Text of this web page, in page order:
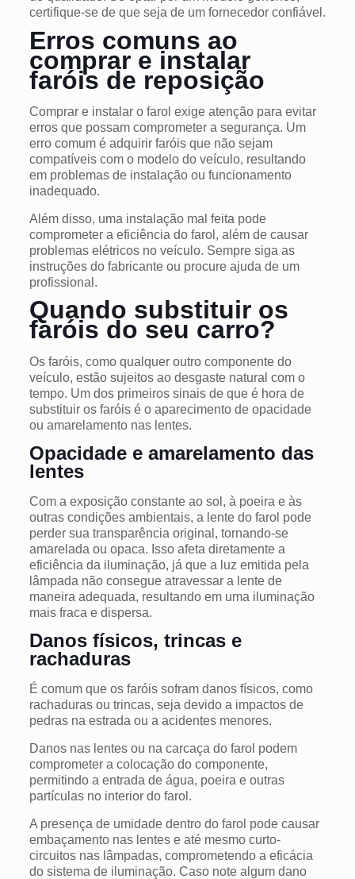
certifique-se de que seja de um fornecedor confiável.
Erros comuns ao
comprar e instalar
faróis de reposição
Comprar e instalar o farol exige atenção para evitar
erros que possam comprometer a segurança. Um
erro comum é adquirir faróis que não sejam
compatíveis com o modelo do veículo, resultando
em problemas de instalação ou funcionamento
inadequado.
Além disso, uma instalação mal feita pode
comprometer a eficiência do farol, além de causar
problemas elétricos no veículo. Sempre siga as
instruções do fabricante ou procure ajuda de um
profissional.
Quando substituir os
faróis do seu carro?
Os faróis, como qualquer outro componente do
veículo, estão sujeitos ao desgaste natural com o
tempo. Um dos primeiros sinais de que é hora de
substituir os faróis é o aparecimento de opacidade
ou amarelamento nas lentes.
Opacidade e amarelamento das
lentes
Com a exposição constante ao sol, à poeira e às
outras condições ambientais, a lente do farol pode
perder sua transparência original, tornando-se
amarelada ou opaca. Isso afeta diretamente a
eficiência da iluminação, já que a luz emitida pela
lâmpada não consegue atravessar a lente de
maneira adequada, resultando em uma iluminação
mais fraca e dispersa.
Danos físicos, trincas e
rachaduras
É comum que os faróis sofram danos físicos, como
rachaduras ou trincas, seja devido a impactos de
pedras na estrada ou a acidentes menores.
Danos nas lentes ou na carcaça do farol podem
comprometer a colocação do componente,
permitindo a entrada de água, poeira e outras
partículas no interior do farol.
A presença de umidade dentro do farol pode causar
embaçamento nas lentes e até mesmo curto-
circuitos nas lâmpadas, comprometendo a eficácia
do sistema de iluminação. Caso note algum dano